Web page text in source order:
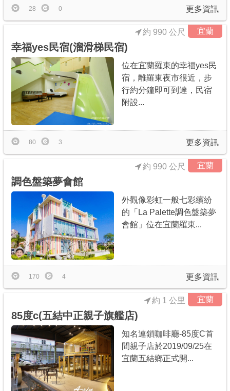
更多資訊
28 0
宜蘭
幸福yes民宿(溜滑梯民宿)
約 990 公尺
位在宜蘭羅東的幸福yes民
宿，離羅東夜市很近，步
行約分鐘即可到達，民宿
附設...
更多資訊
80 3
宜蘭
調色盤築夢會館
約 990 公尺
外觀像彩虹一般七彩繽紛
的「La Palette調色盤築夢
會館」位在宜蘭羅東...
更多資訊
170 4
宜蘭
85度c(五結中正親子旗艦店)
約 1 公里
知名連鎖咖啡廳-85度C首
間親子店於2019/09/25在
宜蘭五結鄉正式開...